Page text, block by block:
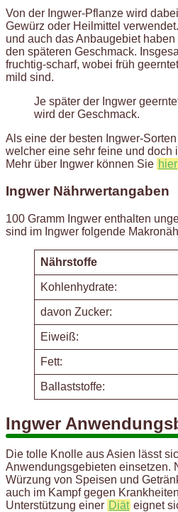
Von der Ingwer-Pflanze wird
Gewürz oder Heilmittel
und auch das Anbaugebiet
den späteren Geschmack.
fruchtig-scharf, wobei früh
mild sind.
Je später der Ingwer
wird der Geschmack.
Als eine der besten Ingwer-
welcher eine sehr feine und doch
Mehr über Ingwer können Sie hier
Ingwer Nährwertangaben
100 Gramm Ingwer enthalten
sind im Ingwer folgende
Nährstoffe
Kohlenhydrate:
davon Zucker:
Eiweiß:
Fett:
Ballaststoffe:
Ingwer
Die tolle Knolle aus Asien lässt
Anwendungsgebieten einsetzen.
Würzung von Speisen und
auch im Kampf gegen
Unterstützung einer Diät eignet